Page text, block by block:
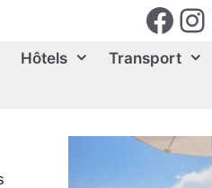
Hôtels Transport